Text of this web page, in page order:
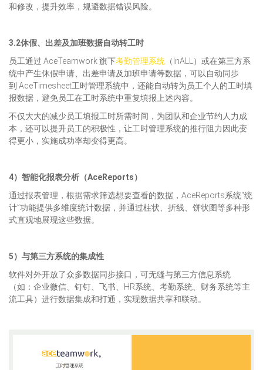
和修改，提升效率，规避数据错误风险。
3.2休假、出差及加班数据自动转工时
员工通过 AceTeamwork 旗下考勤管理系统 （InALL）或在第三方系
统中产生休假申请、出差申请及加班申请等数据，可以自动同步
到 AceTimesheet工时管理系统中，还能自动转为员工个人的工时填
报数据，避免员工在工时系统中重复填报上述内容。
不仅大大的减少员工填报工时所需时间，为团队和企业节约人力成
本，还可以提升员工的积极性，让工时管理系统的推行阻力因此变
得更小，实施成功率却变得更高。
4）智能化报表分析（AceReports）
通过报表管理，根据需求筛选想要查看的数据，AceReports系统“统
计”功能提供多维度统计数据，并通过柱状、折线、饼状图等多种形
式直观地展现这些数据。
5）与第三方系统的集成性
软件对外开放了众多数据同步接口，可无缝与第三方信息系统
（如：企业微信、钉钉、飞书、HR系统、考勤系统、财务系统等主
流工具）进行数据集成和打通，实现数据共享和联动。